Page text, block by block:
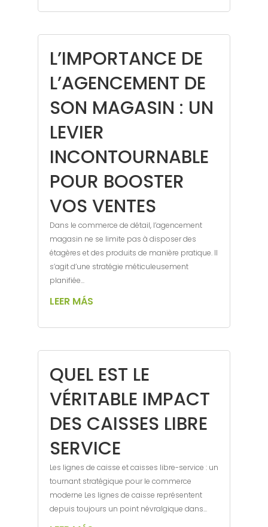
L’IMPORTANCE DE
L’AGENCEMENT DE
SON MAGASIN : UN
LEVIER
INCONTOURNABLE
POUR BOOSTER
VOS VENTES
Dans le commerce de détail, l’agencement
magasin ne se limite pas à disposer des
étagères et des produits de manière pratique. Il
s’agit d’une stratégie méticuleusement
planifiée...
LEER MÁS
QUEL EST LE
VÉRITABLE IMPACT
DES CAISSES LIBRE
SERVICE
Les lignes de caisse et caisses libre-service : un
tournant stratégique pour le commerce
moderne Les lignes de caisse représentent
depuis toujours un point névralgique dans...